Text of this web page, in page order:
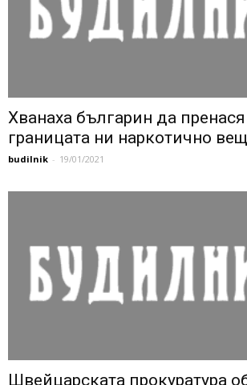
Хванаха българин да
границата ни наркотично
budilnik - 19/01/2021
Швейцарската прокуратура